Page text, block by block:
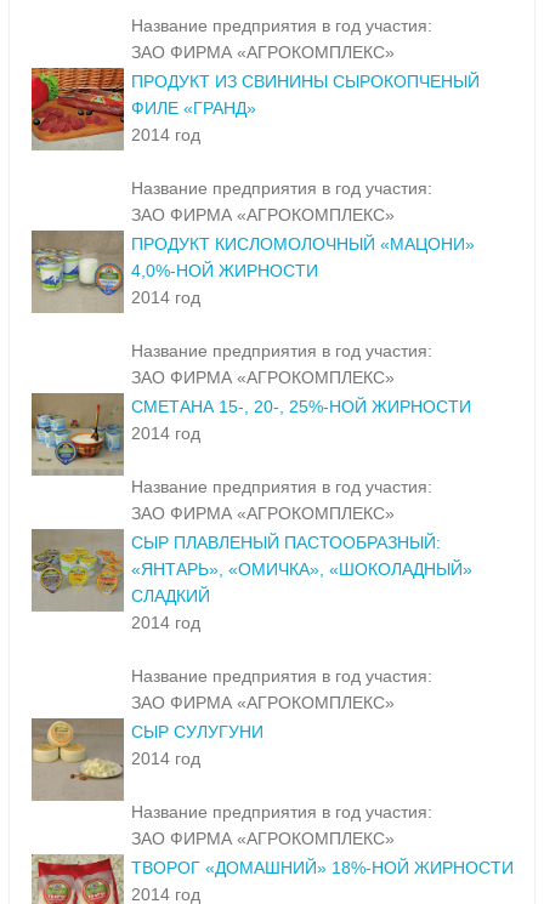
Название предприятия в год участия:
ЗАО ФИРМА «АГРОКОМПЛЕКС»
ПРОДУКТ ИЗ СВИНИНЫ СЫРОКОПЧЕНЫЙ
ФИЛЕ «ГРАНД»
2014 год
Название предприятия в год участия:
ЗАО ФИРМА «АГРОКОМПЛЕКС»
ПРОДУКТ КИСЛОМОЛОЧНЫЙ «МАЦОНИ»
4,0%-НОЙ ЖИРНОСТИ
2014 год
Название предприятия в год участия:
ЗАО ФИРМА «АГРОКОМПЛЕКС»
СМЕТАНА 15-, 20-, 25%-НОЙ ЖИРНОСТИ
2014 год
Название предприятия в год участия:
ЗАО ФИРМА «АГРОКОМПЛЕКС»
СЫР ПЛАВЛЕНЫЙ ПАСТООБРАЗНЫЙ:
«ЯНТАРЬ», «ОМИЧКА», «ШОКОЛАДНЫЙ»
СЛАДКИЙ
2014 год
Название предприятия в год участия:
ЗАО ФИРМА «АГРОКОМПЛЕКС»
СЫР СУЛУГУНИ
2014 год
Название предприятия в год участия:
ЗАО ФИРМА «АГРОКОМПЛЕКС»
ТВОРОГ «ДОМАШНИЙ» 18%-НОЙ ЖИРНОСТИ
2014 год